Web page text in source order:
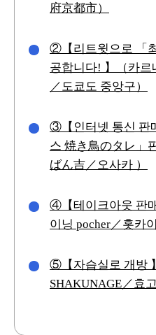
府京都市）
②【리트윗으로 「
공합니다! 】（카르
／도쿄도 중앙구）
③【인터넷 통신 판
스 焼き鳥のタレ」
ばん吉／오사카 ）
④【테이크아웃 판
이닝 pocher／홋카
⑤【자습실로 개방
SHAKUNAGE／효